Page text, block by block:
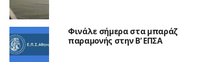
Φινάλε σήμερα στα μπαράζ
παραμονής στην Β’ ΕΠΣΑ